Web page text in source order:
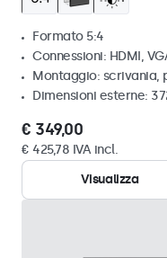
Formato 5:4
Connessioni: HDMI,
Montaggio: scrivania,
Dimensioni esterne:
€ 349,00
€ 425,78 IVA incl.
Visualizza